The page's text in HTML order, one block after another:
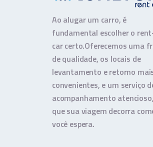
Ao alugar um carro, é
fundamental escolher o
car certo.Oferecemos uma
de qualidade, os locais de
levantamento e retorno
convenientes, e um serviço
acompanhamento
que sua viagem decorra
você espera.